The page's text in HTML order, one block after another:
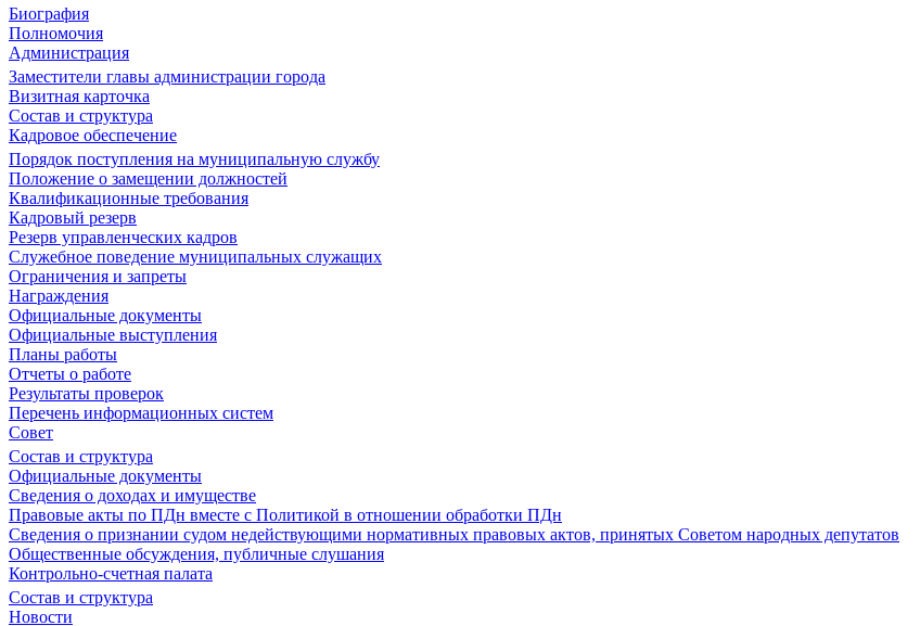
Биография
Полномочия
Администрация
Заместители главы администрации города
Визитная карточка
Состав и структура
Кадровое обеспечение
Порядок поступления на муниципальную службу
Положение о замещении должностей
Квалификационные требования
Кадровый резерв
Резерв управленческих кадров
Служебное поведение муниципальных служащих
Ограничения и запреты
Награждения
Официальные документы
Официальные выступления
Планы работы
Отчеты о работе
Результаты проверок
Перечень информационных систем
Совет
Состав и структура
Официальные документы
Сведения о доходах и имуществе
Правовые акты по ПДн вместе с Политикой в отношении обработки ПДн
Сведения о признании судом недействующими нормативных правовых актов, принятых Советом народных депутатов
Общественные обсуждения, публичные слушания
Контрольно-счетная палата
Состав и структура
Новости